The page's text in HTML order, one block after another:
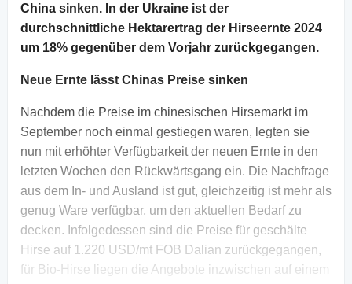
China sinken. In der Ukraine ist der
durchschnittliche Hektarertrag der Hirseernte 2024
um 18% gegenüber dem Vorjahr zurückgegangen.
Neue Ernte lässt Chinas Preise sinken
Nachdem die Preise im chinesischen Hirsemarkt im
September noch einmal gestiegen waren, legten sie
nun mit erhöhter Verfügbarkeit der neuen Ernte in den
letzten Wochen den Rückwärtsgang ein. Die Nachfrage
aus dem In- und Ausland ist gut, gleichzeitig ist mehr als
genug Ware verfügbar, um den aktuellen Bedarf zu
decken. Infolgedessen sind die Preise für geschälte
Hirse auf 1.220 USD/mt FOB Dalian zurückgegangen,
für Bio-Hirse liegen die Angebote inzwischen auf einem